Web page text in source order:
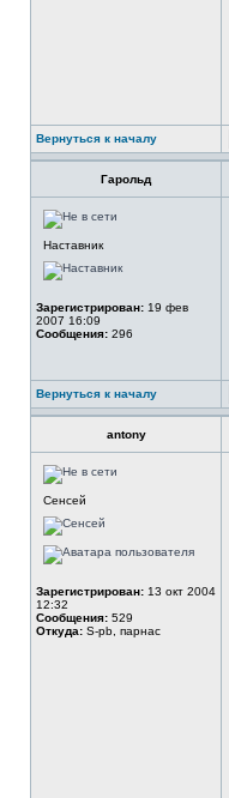
Вернуться к началу
Гарольд
Наставник
Зарегистрирован: 19 фев
2007 16:09
Сообщения: 296
Вернуться к началу
antony
Сенсей
Зарегистрирован: 13 окт 2004
12:32
Сообщения: 529
Откуда: S-pb, парнас